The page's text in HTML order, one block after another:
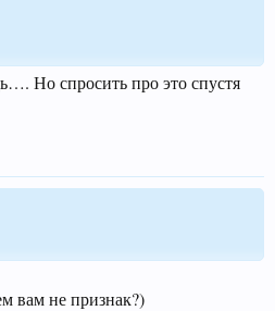
Но спросить про это спустя
вам не признак?)